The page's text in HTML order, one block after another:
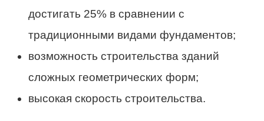
достигать 25% в сравнении с
традиционными видами фундаментов;
возможность строительства зданий
сложных геометрических форм;
высокая скорость строительства.